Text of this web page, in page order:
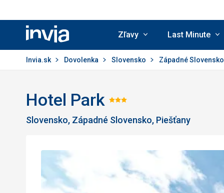
Invia.sk
Zľavy Last Minute
Invia.sk Dovolenka Slovensko Západné Slovensko
Hotel Park Hodnotenie:
3/5
Slovensko, Západné Slovensko, Piešťany